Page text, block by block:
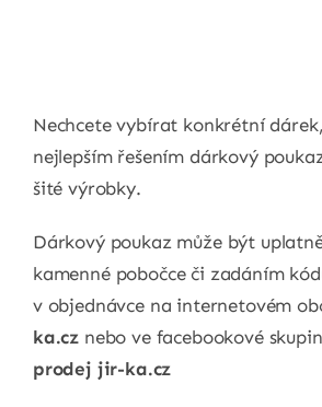
Nechcete vybírat konkrétní
nejlepším řešením dárkový
šité výrobky.
Dárkový poukaz může být
kamenné pobočce či zadáním
v objednávce na internetovém
ka.cz nebo ve facebookové
prodej jir-ka.cz